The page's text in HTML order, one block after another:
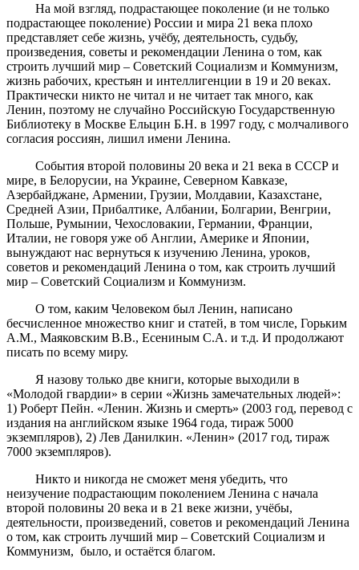
На мой взгляд, подрастающее поколение (и не только
подрастающее поколение) России и мира 21 века плохо
представляет себе жизнь, учёбу, деятельность, судьбу,
произведения, советы и рекомендации Ленина о том, как
строить лучший мир – Советский Социализм и Коммунизм,
жизнь рабочих, крестьян и интеллигенции в 19 и 20 веках.
Практически никто не читал и не читает так много, как
Ленин, поэтому не случайно Российскую Государственную
Библиотеку в Москве Ельцин Б.Н. в 1997 году, с молчаливого
согласия россиян, лишил имени Ленина.
События второй половины 20 века и 21 века в СССР и
мире, в Белорусии, на Украине, Северном Кавказе,
Азербайджане, Армении, Грузии, Молдавии, Казахстане,
Средней Азии, Прибалтике, Албании, Болгарии, Венгрии,
Польше, Румынии, Чехословакии, Германии, Франции,
Италии, не говоря уже об Англии, Америке и Японии,
вынуждают нас вернуться к изучению Ленина, уроков,
советов и рекомендаций Ленина о том, как строить лучший
мир – Советский Социализм и Коммунизм.
О том, каким Человеком был Ленин, написано
бесчисленное множество книг и статей, в том числе, Горьким
А.М., Маяковским В.В., Есениным С.А. и т.д. И продолжают
писать по всему миру.
Я назову только две книги, которые выходили в
«Молодой гвардии» в серии «Жизнь замечательных людей»:
1) Роберт Пейн. «Ленин. Жизнь и смерть» (2003 год, перевод с
издания на английском языке 1964 года, тираж 5000
экземпляров), 2) Лев Данилкин. «Ленин» (2017 год, тираж
7000 экземпляров).
Никто и никогда не сможет меня убедить, что
неизучение подрастающим поколением Ленина с начала
второй половины 20 века и в 21 веке жизни, учёбы,
деятельности, произведений, советов и рекомендаций Ленина
о том, как строить лучший мир – Советский Социализм и
Коммунизм, было, и остаётся благом.